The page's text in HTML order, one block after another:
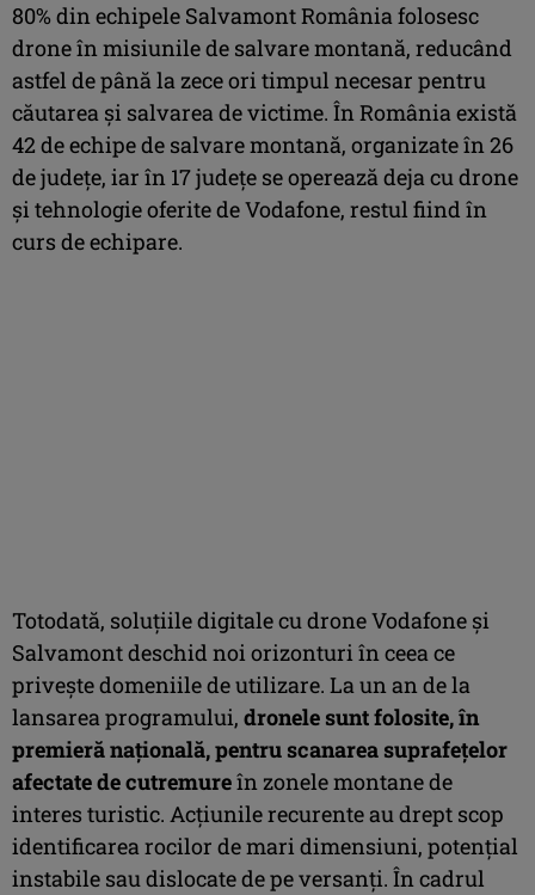
80% din echipele Salvamont România folosesc
drone în misiunile de salvare montană, reducând
astfel de până la zece ori timpul necesar pentru
căutarea și salvarea de victime. În România există
42 de echipe de salvare montană, organizate în 26
de județe, iar în 17 județe se operează deja cu drone
și tehnologie oferite de Vodafone, restul fiind în
curs de echipare.
Totodată, soluțiile digitale cu drone Vodafone și
Salvamont deschid noi orizonturi în ceea ce
privește domeniile de utilizare. La un an de la
lansarea programului, dronele sunt folosite, în
premieră națională, pentru scanarea suprafețelor
afectate de cutremureîn zonele montane de
interes turistic. Acțiunile recurente au drept scop
identificarea rocilor de mari dimensiuni, potențial
instabile sau dislocate de pe versanți. În cadrul